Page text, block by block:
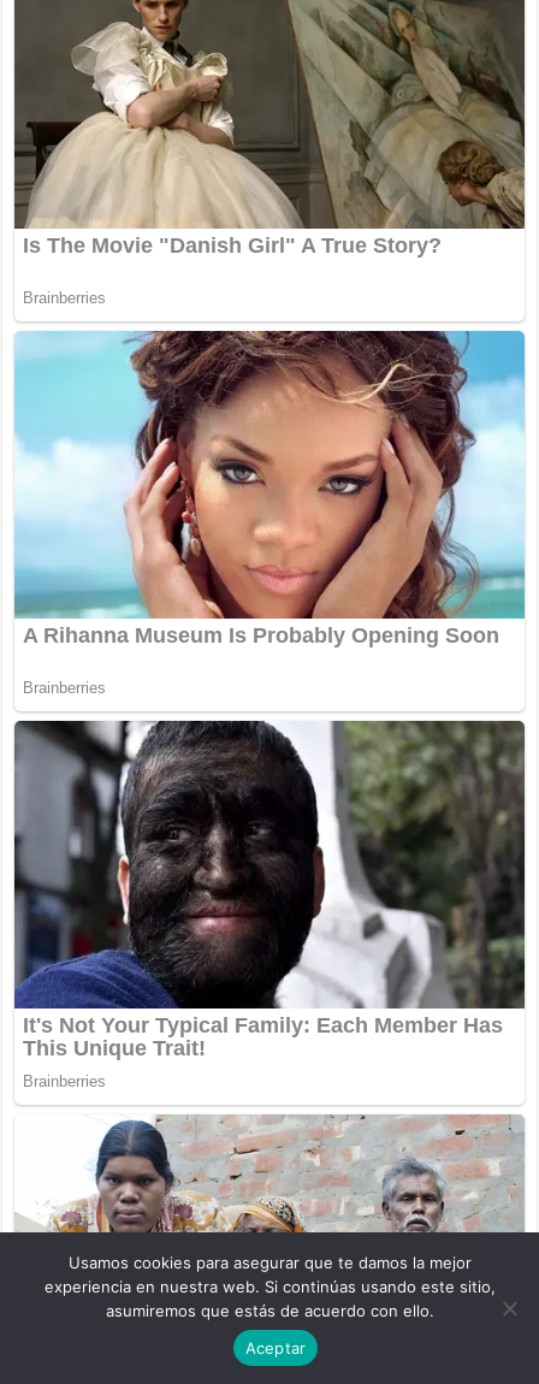
Usamos cookies para asegurar que te damos la mejor
experiencia en nuestra web. Si continúas usando este sitio,
asumiremos que estás de acuerdo con ello.
Aceptar